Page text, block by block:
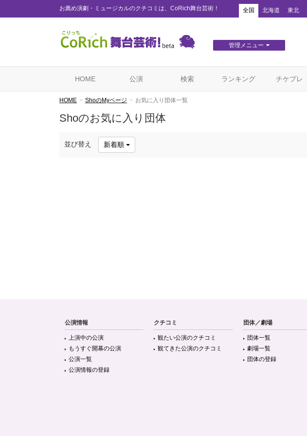
お薦め演劇・ミュージカルのクチコミは、CoRich舞台芸術！ 全国 北海道 東北
管理メニュー
HOME 公演 検索 ランキング チケプレ
HOME ShoのMyページ お気に入り団体一覧
Shoのお気に入り団体
並び替え 新着順
公演情報
上演中の公演
もうすぐ開幕の公演
公演一覧
公演情報の登録
クチコミ
観たい公演のクチコミ
観てきた公演のクチコミ
団体／劇場
団体一覧
劇場一覧
団体の登録